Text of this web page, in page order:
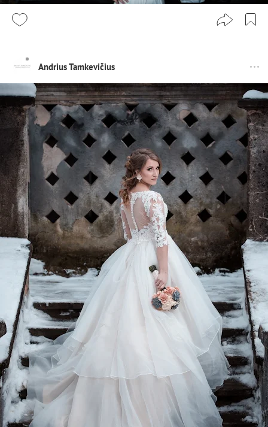
Andrius Tamkevičius